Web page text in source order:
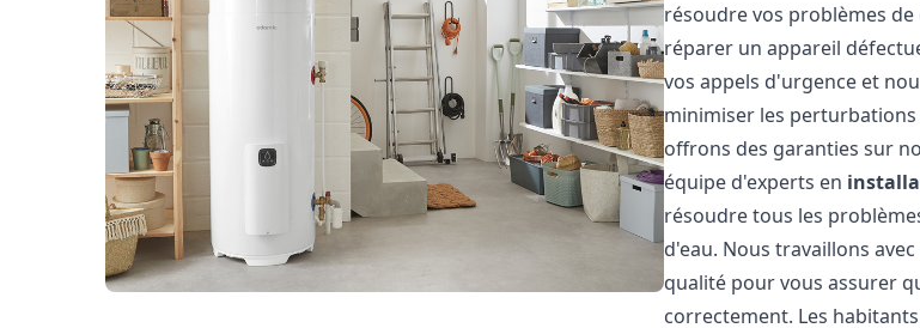
résoudre vos problèmes
réparer un appareil
vos appels d'urgence et
minimiser les
offrons des garanties sur
équipe d'experts en
résoudre tous les
d'eau. Nous travaillons
qualité pour vous assurer
correctement. Les